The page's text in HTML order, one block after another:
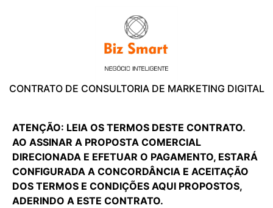
CONTRATO DE CONSULTORIA DE MARKETING DIGITAL
ATENÇÃO: LEIA OS TERMOS DESTE CONTRATO.
AO ASSINAR A PROPOSTA COMERCIAL
DIRECIONADA E EFETUAR O PAGAMENTO, ESTARÁ
CONFIGURADA A CONCORDÂNCIA E ACEITAÇÃO
DOS TERMOS E CONDIÇÕES AQUI PROPOSTOS,
ADERINDO A ESTE CONTRATO.